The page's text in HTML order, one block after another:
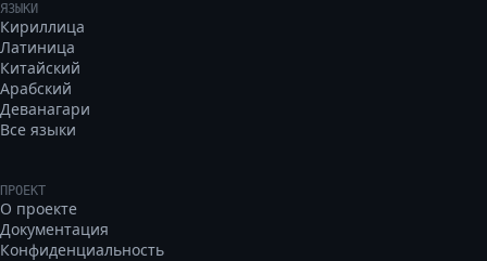
ЯЗЫКИ
Кириллица
Латиница
Китайский
Арабский
Деванагари
Все языки
ПРОЕКТ
О проекте
Документация
Конфиденциальность